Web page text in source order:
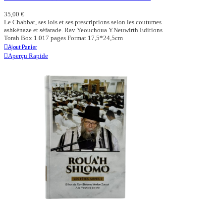
35,00 €
Le Chabbat, ses lois et ses prescriptions selon les coutumes
ashkénaze et séfarade. Rav Yeouchoua Y.Neuwirth Editions
Torah Box 1.017 pages Format 17,5*24,5cm
Ajout Panier
Aperçu Rapide